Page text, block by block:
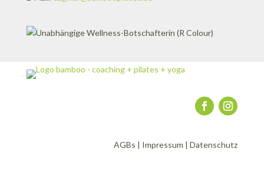
AGBs | Impressum |Datenschutz